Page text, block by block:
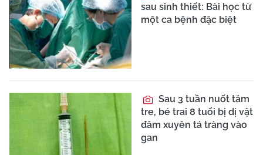
sau sinh thiết: Bài học từ
một ca bệnh đặc biệt
Sau 3 tuần nuốt tăm
tre, bé trai 8 tuổi bị dị vật
đâm xuyên tá tràng vào
gan